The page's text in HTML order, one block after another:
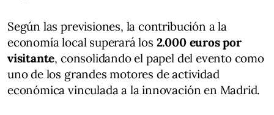
Según las previsiones, la contribución a la
economía local superará los 2.000 euros por
visitante, consolidando el papel del evento como
uno de los grandes motores de actividad
económica vinculada a la innovación en Madrid.